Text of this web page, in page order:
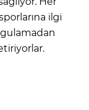
ilgi